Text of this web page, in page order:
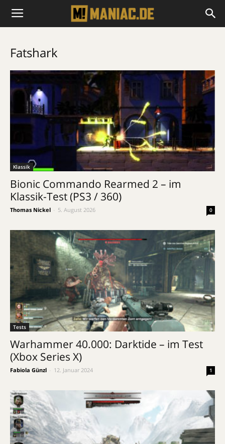
Fatshark
Klassik
Bionic Commando Rearmed 2 – im
Klassik-Test (PS3 / 360)
Thomas Nickel 5. August 2026 0
Tests
Warhammer 40.000: Darktide – im Test
(Xbox Series X)
Fabiola Günzl 12. Januar 2024 1